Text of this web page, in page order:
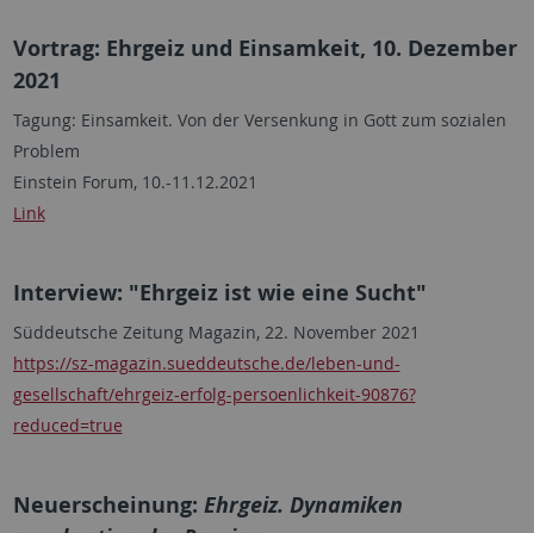
Vortrag: Ehrgeiz und Einsamkeit, 10. Dezember
2021
Tagung: Einsamkeit. Von der Versenkung in Gott zum sozialen
Problem
Einstein Forum, 10.-11.12.2021
Link
Interview: "Ehrgeiz ist wie eine Sucht"
Süddeutsche Zeitung Magazin, 22. November 2021
https://sz-magazin.sueddeutsche.de/leben-und-
gesellschaft/ehrgeiz-erfolg-persoenlichkeit-90876?
reduced=true
Neuerscheinung: Ehrgeiz. Dynamiken